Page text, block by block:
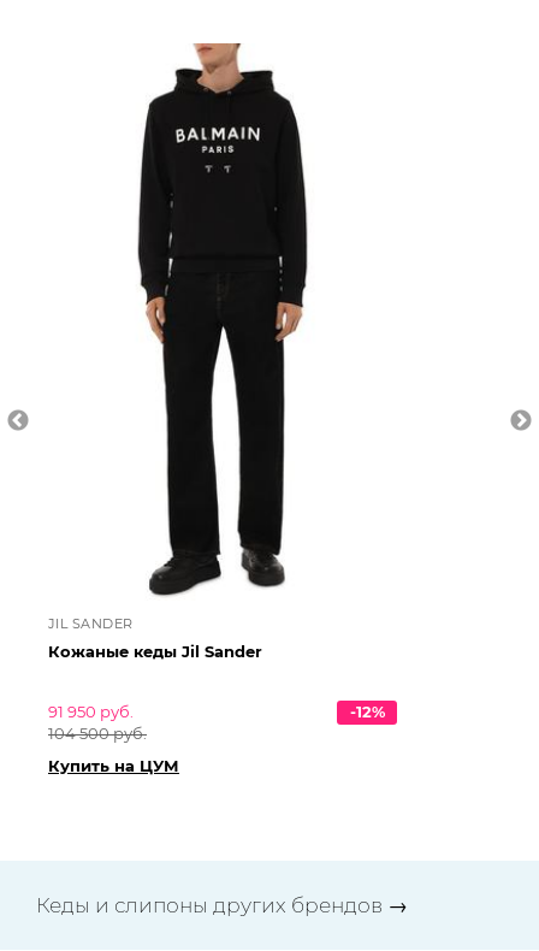
JIL SANDER
Кожаные кеды Jil Sander
91 950 руб.
104 500 руб.
-12%
Купить на ЦУМ
Кеды и слипоны других брендов →